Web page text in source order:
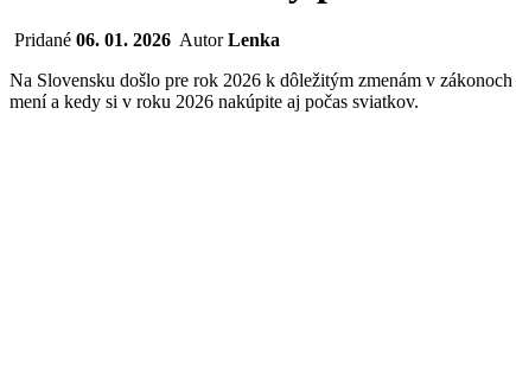
Pridané 06. 01. 2026 AutorLenka
Na Slovensku došlo pre rok 2026 k dôležitým zmenám v
mení a kedy si v roku 2026 nakúpite aj počas sviatkov.